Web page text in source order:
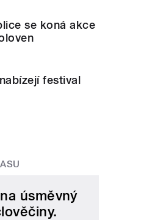
se koná akce
festival
úsměvný